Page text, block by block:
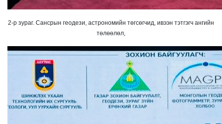
2-р зураг. Сансрын геодези, астрономийн төгсөгчид, ивээн тэтгэгч ангийн
төлөөлөл,